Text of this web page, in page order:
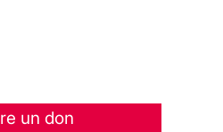
un don